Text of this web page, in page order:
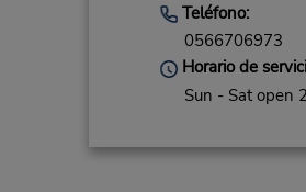
Teléfono:
0566706973
Horario de
Sun - Sat open